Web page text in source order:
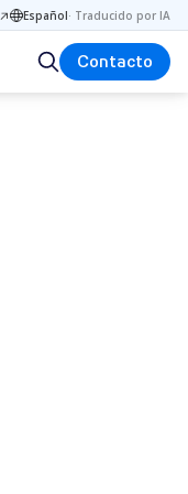
Español· Traducido por IA
Contacto